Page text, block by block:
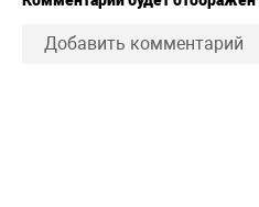
Добавить комментарий